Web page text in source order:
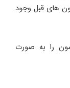
های قبل وجود
را به صورت